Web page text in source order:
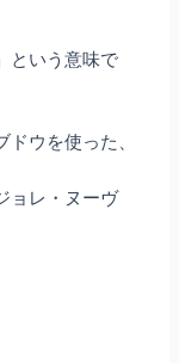
という意味で
ウを使った、
ョレ・ヌーヴ